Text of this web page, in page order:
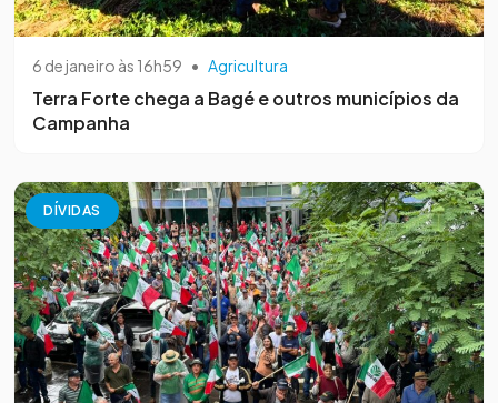
6 de janeiro às 16h59 • Agricultura
Terra Forte chega a Bagé e outros municípios da
Campanha
DÍVIDAS